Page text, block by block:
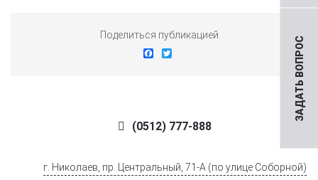
ЗАДАТЬ ВОПРОС
Поделиться публикацией
(0512) 777-888
г. Николаев, пр. Центральный, 71-А (по улице Соборной)